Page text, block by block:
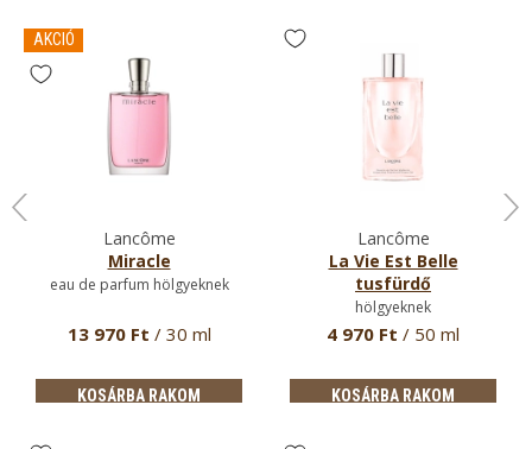
AKCIÓ
Lancôme
Miracle
eau de parfum hölgyeknek
13 970 Ft / 30 ml
KOSÁRBA RAKOM
Lancôme
La Vie Est Belle
tusfürdő
hölgyeknek
4 970 Ft / 50 ml
KOSÁRBA RAKOM